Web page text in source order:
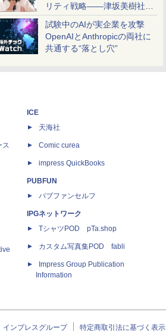
リティ戦略――津坂美樹社長
が2027年度戦略を説明
試験中のAIが実企業を攻撃
OpenAIとAnthropicの両社に
共通する“落とし穴”
ス
ICE
天海社
Comic curea
impress QuickBooks
PUBFUN
パブファンセルフ
IPGネットワーク
TシャツPOD pTa.shop
カスタム写真集POD fabli
Impress Group Publication
Information
インプレスグループ 特定商取引法に基づく表示